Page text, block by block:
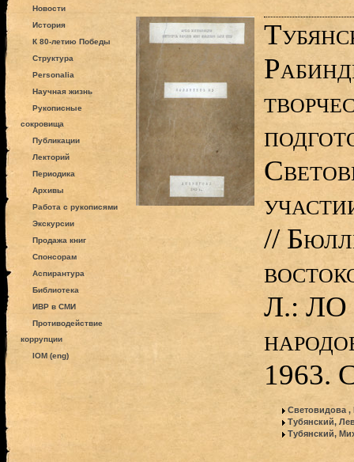
Новости
История
К 80-летию Победы
Структура
Personalia
Научная жизнь
Рукописные
сокровища
Публикации
Лекторий
Периодика
Архивы
Работа с рукописями
Экскурсии
Продажа книг
Спонсорам
Аспирантура
Библиотека
ИВР в СМИ
Противодействие
коррупции
IOM (eng)
//
Л.: ЛО
1963.
Световидова ,
Тубянский,
Тубянский,